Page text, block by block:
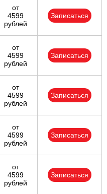
от
4599
рублей
Записаться
от
4599
рублей
Записаться
от
4599
рублей
Записаться
от
4599
рублей
Записаться
от
4599
рублей
Записаться